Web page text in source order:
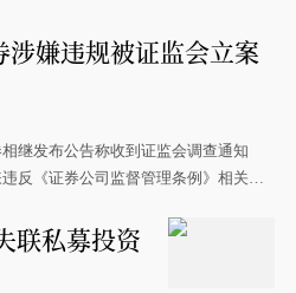
嫌违规被证监会立案
继发布公告称收到证监会调查通知
反《证券公司监督管理条例》相关规
联私募投资